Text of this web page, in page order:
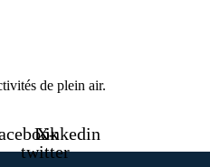
de plein air.
X-
twitter
Linkedin